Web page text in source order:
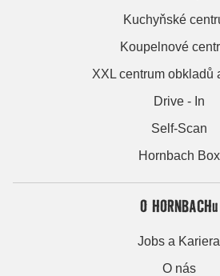
Kuchyňské
Koupelnové
XXL centrum obkladů
Drive - In
Self-Scan
Hornbach Box
O HORNBACHu
Jobs a Kariera
O nás